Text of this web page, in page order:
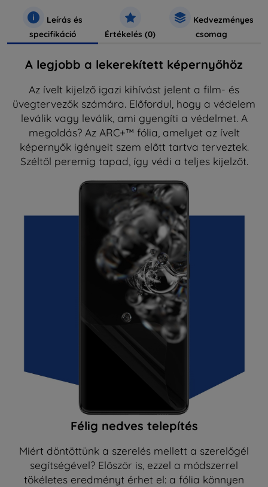
Leírás és
specifikáció
Értékelés (0)
Kedvezményes
csomag
A legjobb a lekerekített képernyőhöz
Az ívelt kijelző igazi kihívást jelent a film- és
üvegtervezők számára. Előfordul, hogy a védelem
leválik vagy leválik, ami gyengíti a védelmet. A
megoldás? Az ARC+™ fólia, amelyet az ívelt
képernyők igényeit szem előtt tartva terveztek.
Széltől peremig tapad, így védi a teljes kijelzőt.
Félig nedves telepítés
Miért döntöttünk a szerelés mellett a szerelőgél
segítségével? Először is, ezzel a módszerrel
tökéletes eredményt érhet el: a fólia könnyen